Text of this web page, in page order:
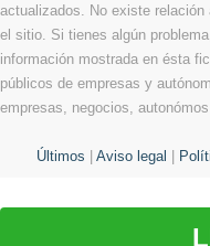
actualizados. No existe
el sitio. Si tienes algún
información mostrada en ésta
públicos de empresas y
empresas, negocios,
Últimos Aviso legal